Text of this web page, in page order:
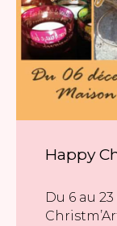
Happy
Du 6 au